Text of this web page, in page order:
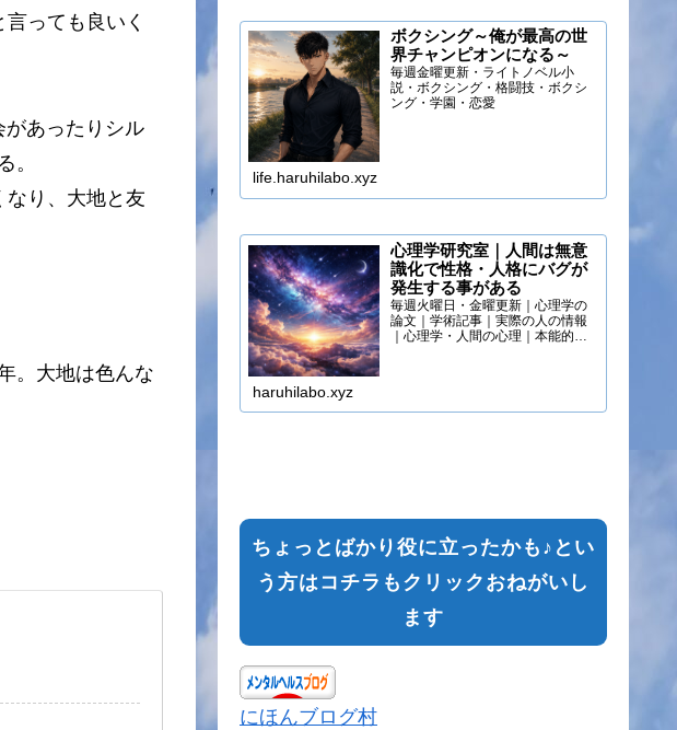
っても良いく
があったりシル
。
なり、大地と友
。大地は色んな
ボクシング～俺が最高の世
界チャンピオンになる～
毎週金曜更新・ライトノベル小
説・ボクシング・格闘技・ボクシ
ング・学園・恋愛
life.haruhilabo.xyz
心理学研究室｜人間は無意
識化で性格・人格にバグが
発生する事がある
毎週火曜日・金曜更新｜心理学の
論文｜学術記事｜実際の人の情報
｜心理学・人間の心理｜本能的心
haruhilabo.xyz
ちょっとばかり役に立ったかも♪とい
う方はコチラもクリックおねがいし
ます
にほんブログ村